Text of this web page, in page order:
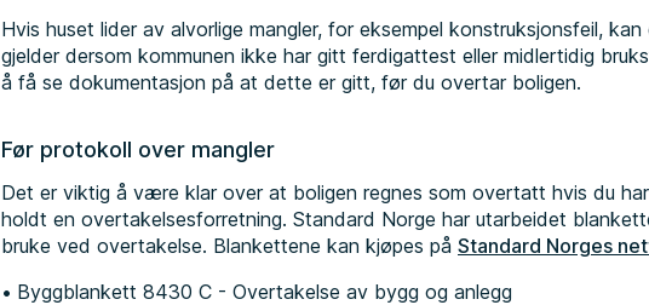
Hvis huset lider av alvorlige mangler, for eksempel konstruksjonsfeil,
gjelder dersom kommunen ikke har gitt ferdigattest eller midlertidig
å få se dokumentasjon på at dette er gitt, før du overtar boligen.
Før protokoll over mangler
Det er viktig å være klar over at boligen regnes som overtatt hvis du
holdt en overtakelsesforretning. Standard Norge har utarbeidet
bruke ved overtakelse. Blankettene kan kjøpes på Standard Norges
Byggblankett 8430 C - Overtakelse av bygg og anlegg